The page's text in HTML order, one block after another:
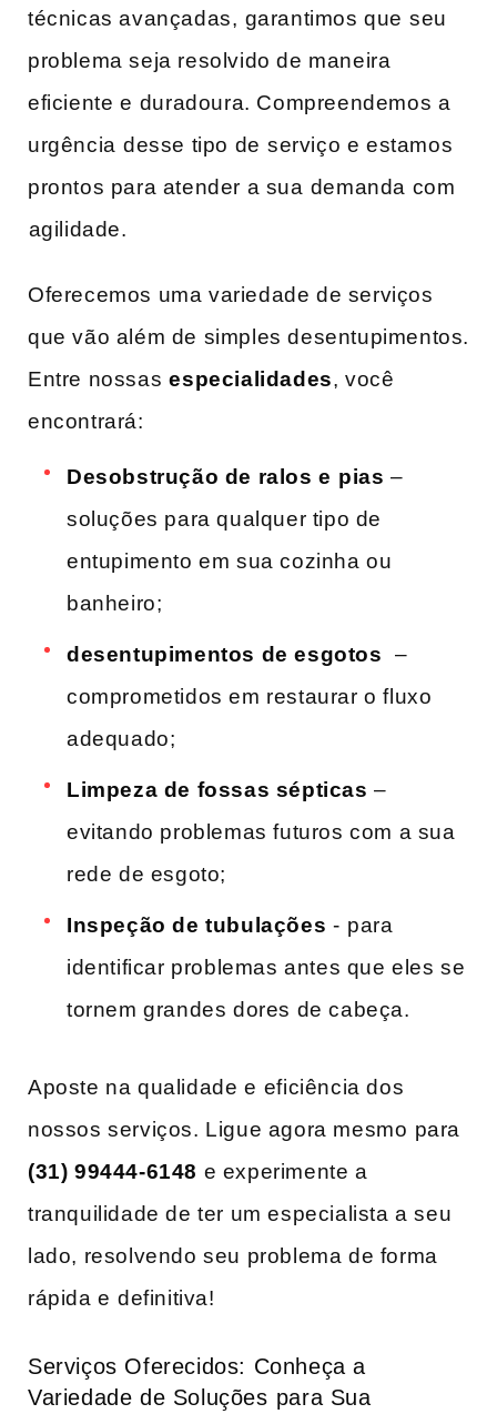
técnicas avançadas,⁣ garantimos que ⁤seu
problema seja resolvido de maneira
eficiente e⁢ duradoura. Compreendemos a
urgência ⁣desse tipo de⁢ serviço e estamos
prontos para atender a sua⁢ demanda com
⁢agilidade.
Oferecemos uma variedade de ​serviços
que vão além de‌ simples desentupimentos.
Entre nossas⁤especialidades, você
encontrará:
Desobstrução de ralos e ⁢pias –
soluções ‍para qualquer tipo de ​
entupimento em sua cozinha ou‍
banheiro;
desentupimentos‌ de esgotos ‌ –
comprometidos ‌em restaurar o fluxo ​
adequado;
Limpeza de fossas sépticas –
evitando problemas futuros com a sua
rede de esgoto;
Inspeção‌ de tubulações ⁤- ⁤para
identificar problemas antes que eles se⁣
tornem ‌grandes dores de ‍cabeça.
Aposte ‍na qualidade e ⁣eficiência ‍dos
‍nossos serviços. Ligue agora mesmo ⁢para
(31) 99444-6148 e experimente a
tranquilidade ​de‍ ter um especialista a seu
lado, resolvendo seu problema de forma
rápida e⁢ definitiva!
Serviços Oferecidos: Conheça‍ a
‌Variedade de Soluções ⁤para Sua